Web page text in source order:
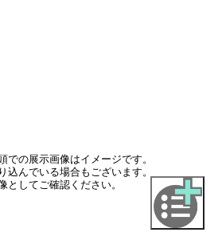
での展示画像はイメージです。
込んでいる場合もございます。
としてご確認ください。